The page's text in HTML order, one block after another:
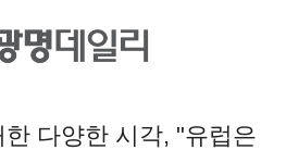
다양한 시각, "유럽은